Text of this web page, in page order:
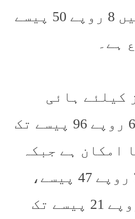
لیٹر قیمت میں 8 روپے 50 پیسے
ہے۔
15 روز کیلئے ہائی
اسپیڈ ڈیزل 6 روپے 96 پیسے تک
امکان ہے جبکہ
مٹی کا تیل 7 روپے 47 پیسے،
لائٹ ڈیزل 7 روپے 21 پیسے تک